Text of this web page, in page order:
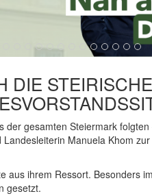
DIE
gesamten Steiermark
Manuela Khom
aus ihrem Ressort. Besonders
gesetzt.